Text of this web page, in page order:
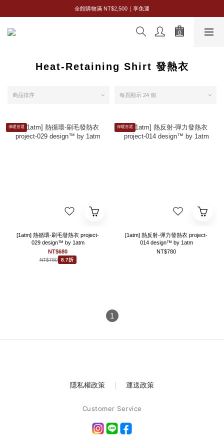
全館購物滿 NT$2,500｜享免運
全館購物滿 NT$2,500｜享免運
新會員限定｜首購享 95 折
Heat-Retaining Shirt 發熱衣
商品排序 每頁顯示 24 個
保暖首選
[1atm] 熱循環-刷毛發熱衣 project-
029 design™ by 1atm
NT$680
NT$780 8.7折
保暖首選
[1atm] 熱反射-彈力發熱衣 project-
014 design™ by 1atm
NT$780
1
隱私權政策 ｜ 運送政策
Customer Service